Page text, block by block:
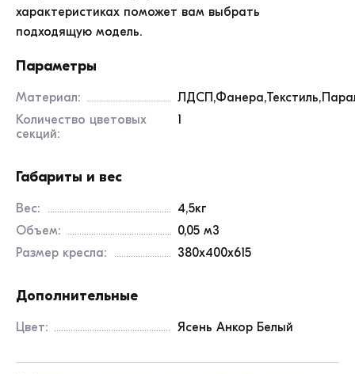
характеристиках поможет вам выбрать
подходящую модель.
Параметры
Материал:
Количество цветовых
секций:
1
Габариты и вес
Вес:
4,5кг
Объем:
0,05 м3
Размер кресла:
380x400x615
Дополнительные
Цвет: Ясень Анкор Белый